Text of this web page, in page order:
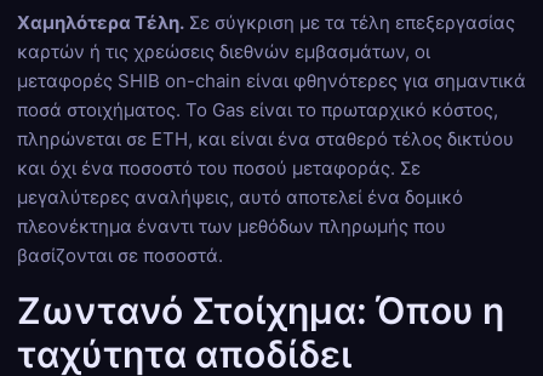
Χαμηλότερα Τέλη. Σε σύγκριση με τα τέλη επεξεργασίας
καρτών ή τις χρεώσεις διεθνών εμβασμάτων, οι
μεταφορές SHIB on-chain είναι φθηνότερες για σημαντικά
ποσά στοιχήματος. Το Gas είναι το πρωταρχικό κόστος,
πληρώνεται σε ETH, και είναι ένα σταθερό τέλος δικτύου
και όχι ένα ποσοστό του ποσού μεταφοράς. Σε
μεγαλύτερες αναλήψεις, αυτό αποτελεί ένα δομικό
πλεονέκτημα έναντι των μεθόδων πληρωμής που
βασίζονται σε ποσοστά.
Ζωντανό Στοίχημα: Όπου η
ταχύτητα αποδίδει